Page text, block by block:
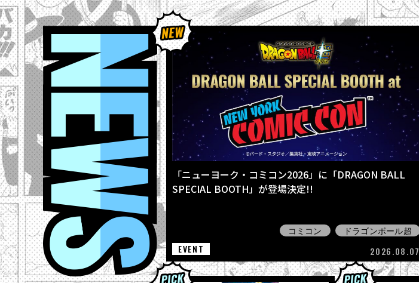
NEWS
「ニューヨーク・コミコン2026」に「DRAGON BALL
SPECIAL BOOTH」が登場決定!!
コミコン
ドラゴンボール超
EVENT
2026.08.07